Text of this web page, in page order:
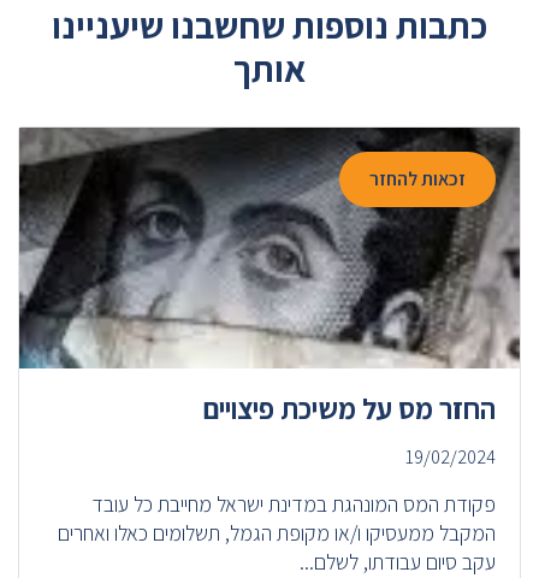
כתבות נוספות שחשבנו שיעניינו
אותך
זכאות להחזר
החזר מס על משיכת פיצויים
19/02/2024
פקודת המס המונהגת במדינת ישראל מחייבת כל עובד
המקבל ממעסיקו ו/או מקופת הגמל, תשלומים כאלו ואחרים
עקב סיום עבודתו, לשלם...